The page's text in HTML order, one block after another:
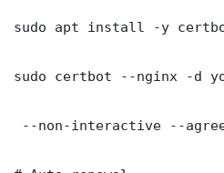
sudo apt install -y
sudo certbot --nginx -d
--non-interactive --agree-